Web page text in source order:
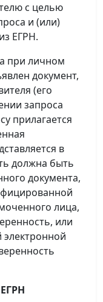
с целью
и (или)
ЕГРН.
при личном
документ,
(его
запроса
прилагается
в
должна быть
документа,
лица,
или